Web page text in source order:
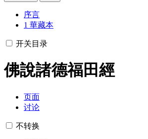
序言
1 華藏本
开关目录
佛說諸德福田經
页面
讨论
不转换